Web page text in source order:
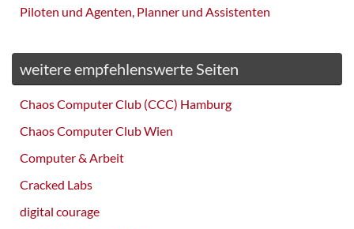
Piloten und Agenten, Planner und Assistenten
weitere empfehlenswerte Seiten
Chaos Computer Club (CCC) Hamburg
Chaos Computer Club Wien
Computer & Arbeit
Cracked Labs
digital courage